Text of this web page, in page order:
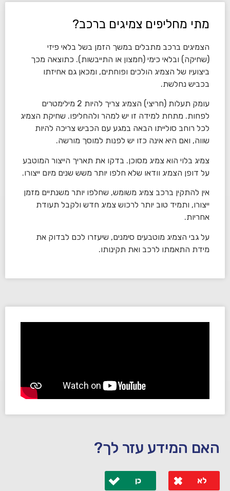
מתי מחליפים צמיגים ברכב?
הצמיגים ברכב מתבלים במשך הזמן בשל בלאי פיזי
(שחיקה) ובלאי כימי (חמצון או התייבשות). כתוצאה מכך
ביצועיו של הצמיג הולכים ופוחתים, ומכאן גם אחיזתו
בכביש נחלשת.
עומק תעלות (חריצי) הצמיג צריך להיות 2 מילימטרים
לפחות. מתחת למידה זו יש למהר ולהחליפו. שחיקת הצמיג
לכל רוחב סולייתו הבאה במגע עם הכביש צריכה להיות
שווה, ואם היא אינה כזו יש לפנות למוסך מורשה.
צמיג בלוי הוא צמיג מסוכן. בדקו את תאריך הייצור המוטבע
על דופן הצמיג וודאו שלא חלפו יותר משש שנים מיום ייצורו.
אין להתקין ברכב צמיג משומש, שחלפו יותר משנתיים מזמן
ייצורו, ותמיד טוב יותר לרכוש צמיג חדש ולקבל תעודת
אחריות.
על גבי הצמיג מוטבעים סימנים, שיעזרו לכם לבדוק את
מידת התאמתו לרכב ואת תקינותו.
האם המידע עזר לך?
לא כן